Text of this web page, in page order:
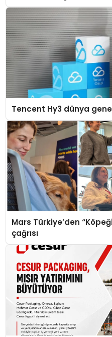
Tencent Hy3 dünya
Mars Türkiye’den
çağrısı